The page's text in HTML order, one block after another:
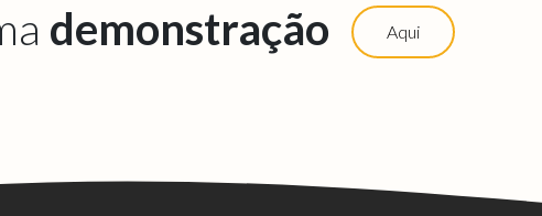
demonstração Aqui